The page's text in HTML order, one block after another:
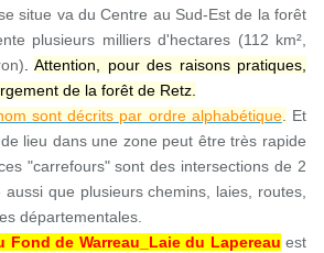
situe va du Centre au Sud-Est de la forêt
plusieurs milliers d'hectares (112 km²,
.Attention, pour des raisons pratiques,
de la forêt de Retz.
sont décrits par ordre alphabétique.
Et
lieu dans une zone peut être très rapide
"carrefours" sont des intersections de 2
que plusieurs chemins, laies, routes,
départementales.
Fond de Warreau_Laie du Lapereau est